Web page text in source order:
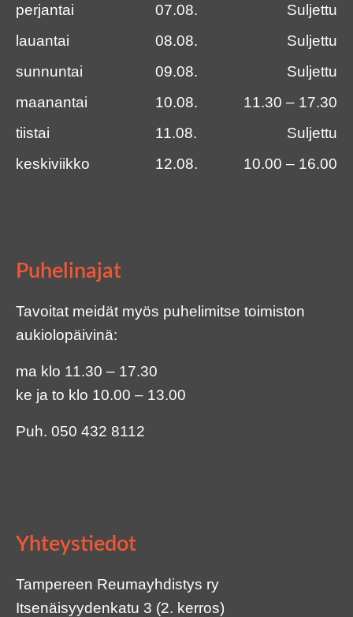
perjantai
07.08.
Suljettu
lauantai
08.08.
Suljettu
sunnuntai
09.08.
Suljettu
maanantai
10.08.
11.30 – 17.30
tiistai
11.08.
Suljettu
keskiviikko
12.08. 10.00 – 16.00
Puhelinajat
Tavoitat meidät myös puhelimitse toimiston
aukiolopäivinä:
ma klo 11.30 – 17.30
ke ja to klo 10.00 – 13.00
Puh. 050 432 8112
Yhteystiedot
Tampereen Reumayhdistys ry
Itsenäisyydenkatu 3 (2. kerros)